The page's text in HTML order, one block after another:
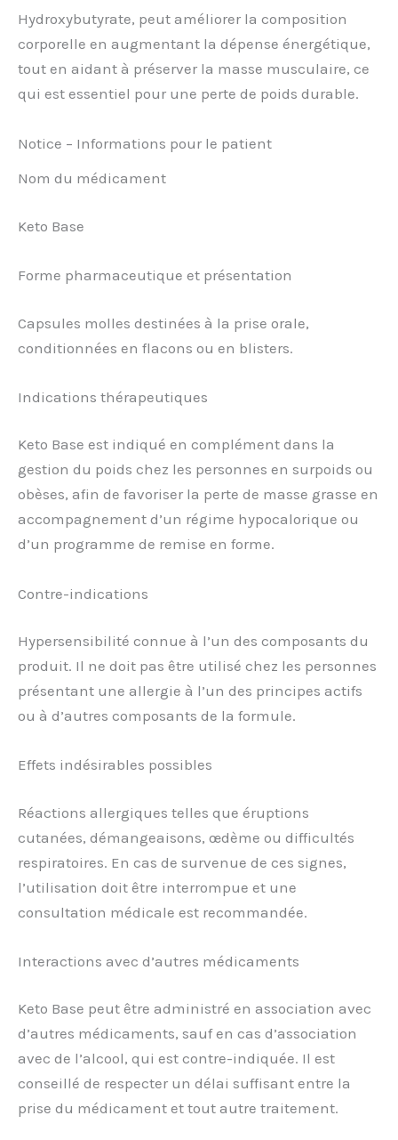
Hydroxybutyrate, peut améliorer la composition
corporelle en augmentant la dépense énergétique,
tout en aidant à préserver la masse musculaire, ce
qui est essentiel pour une perte de poids durable.
Notice – Informations pour le patient
Nom du médicament
Keto Base
Forme pharmaceutique et présentation
Capsules molles destinées à la prise orale,
conditionnées en flacons ou en blisters.
Indications thérapeutiques
Keto Base est indiqué en complément dans la
gestion du poids chez les personnes en surpoids ou
obèses, afin de favoriser la perte de masse grasse en
accompagnement d’un régime hypocalorique ou
d’un programme de remise en forme.
Contre-indications
Hypersensibilité connue à l’un des composants du
produit. Il ne doit pas être utilisé chez les personnes
présentant une allergie à l’un des principes actifs
ou à d’autres composants de la formule.
Effets indésirables possibles
Réactions allergiques telles que éruptions
cutanées, démangeaisons, œdème ou difficultés
respiratoires. En cas de survenue de ces signes,
l’utilisation doit être interrompue et une
consultation médicale est recommandée.
Interactions avec d’autres médicaments
Keto Base peut être administré en association avec
d’autres médicaments, sauf en cas d’association
avec de l’alcool, qui est contre-indiquée. Il est
conseillé de respecter un délai suffisant entre la
prise du médicament et tout autre traitement.